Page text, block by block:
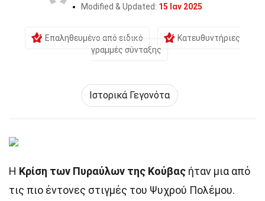
Modified & Updated: 15 Ιαν 2025
Επαληθευμένο από ειδικό
Κατευθυντήριες
γραμμές σύνταξης
Ιστορικά Γεγονότα
Η Κρίση των Πυραύλων της Κούβας ήταν μια από
τις πιο έντονες στιγμές του Ψυχρού Πολέμου.